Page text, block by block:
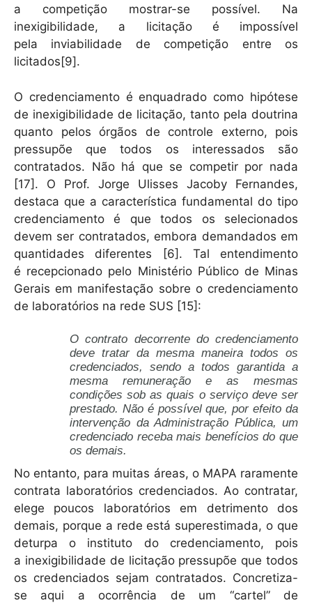
a competição mostrar-se possível. Na
inexigibilidade, a licitação é impossível
pela inviabilidade de competição entre os
licitados[9].
O credenciamento é enquadrado como hipótese
de inexigibilidade de licitação, tanto pela doutrina
quanto pelos órgãos de controle externo, pois
pressupõe que todos os interessados são
contratados. Não há que se competir por nada
[17]. O Prof. Jorge Ulisses Jacoby Fernandes,
destaca que a característica fundamental do tipo
credenciamento é que todos os selecionados
devem ser contratados, embora demandados em
quantidades diferentes [6]. Tal entendimento
é recepcionado pelo Ministério Público de Minas
Gerais em manifestação sobre o credenciamento
de laboratórios na rede SUS [15]:
O contrato decorrente do credenciamento
deve tratar da mesma maneira todos os
credenciados, sendo a todos garantida a
mesma remuneração e as mesmas
condições sob as quais o serviço deve ser
prestado. Não é possível que, por efeito da
intervenção da Administração Pública, um
credenciado receba mais benefícios do que
os demais.
No entanto, para muitas áreas, o MAPA raramente
contrata laboratórios credenciados. Ao contratar,
elege poucos laboratórios em detrimento dos
demais, porque a rede está superestimada, o que
deturpa o instituto do credenciamento, pois
a inexigibilidade de licitação pressupõe que todos
os credenciados sejam contratados. Concretiza-
se aqui a ocorrência de um “cartel” de